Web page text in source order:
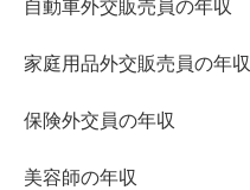
自動車外交販売員の年収
家庭用品外交販売員の年収
保険外交員の年収
美容師の年収